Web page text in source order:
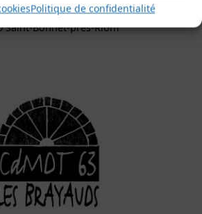
Politique de confidentialité
rue de la République
Saint-Bonnet-près-Riom